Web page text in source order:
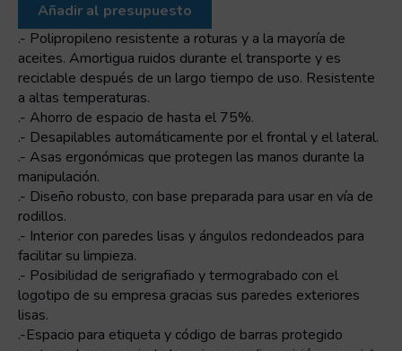
600x400x200
cantidad
Añadir al presupuesto
.- Polipropileno resistente a roturas y a la mayoría de
aceites. Amortigua ruidos durante el transporte y es
reciclable después de un largo tiempo de uso. Resistente
a altas temperaturas.
.- Ahorro de espacio de hasta el 75%.
.- Desapilables automáticamente por el frontal y el lateral.
.- Asas ergonómicas que protegen las manos durante la
manipulación.
.- Diseño robusto, con base preparada para usar en vía de
rodillos.
.- Interior con paredes lisas y ángulos redondeados para
facilitar su limpieza.
.- Posibilidad de serigrafiado y termograbado con el
logotipo de su empresa gracias sus paredes exteriores
lisas.
.-Espacio para etiqueta y código de barras protegido